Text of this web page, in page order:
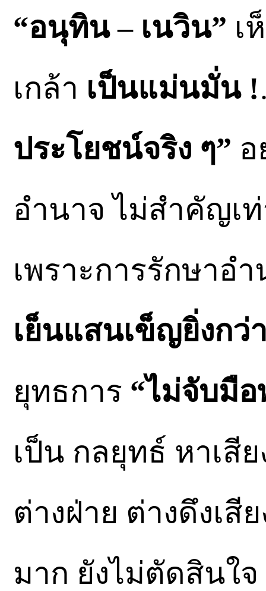
“อนุทิน – เนวิน” เ
เกล้า เป็นแม่นมั่น !
ประโยชน์จริง ๆ” อ
อำนาจ ไม่สำคัญเ
เพราะการรักษาอ
เย็นแสนเข็ญยิ่งกว่
ยุทธการ “ไม่จับมือ
เป็น กลยุทธ์ หาเสี
ต่างฝ่าย ต่างดึงเสี
มาก ยังไม่ตัดสินใจ